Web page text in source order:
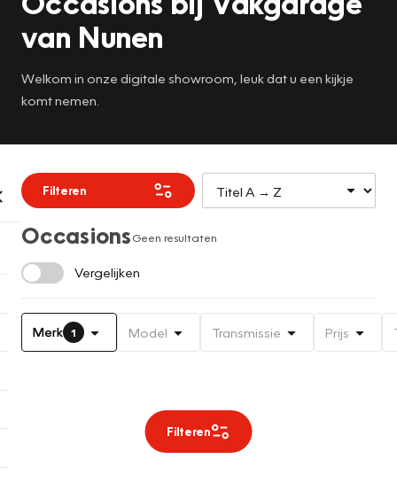
van Nunen
Welkom in onze digitale showroom, leuk dat u een kijkje
komt nemen.
Filteren
OccasionsGeen resultaten
Vergelijken
Merk 1 Model Transmissie Prijs
Filteren